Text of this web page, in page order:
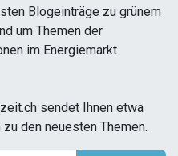
Blogeinträge zu grünem
um Themen der
im Energiemarkt
sendet Ihnen etwa
den neuesten Themen.